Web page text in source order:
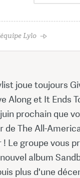
Lylo
joue toujours
Along et It Ends
prochain que
de The All-
! Le groupe vous
album
plus d'une